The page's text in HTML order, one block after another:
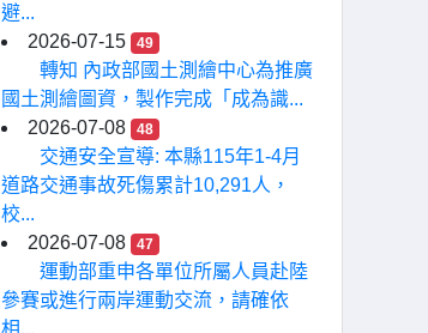
避...
2026-07-15
49
轉知 內政部國土測繪中心為推廣
國土測繪圖資，製作完成「成為識...
2026-07-08
48
交通安全宣導: 本縣115年1-4月
道路交通事故死傷累計10,291人，
校...
2026-07-08
47
運動部重申各單位所屬人員赴陸
參賽或進行兩岸運動交流，請確依
相...